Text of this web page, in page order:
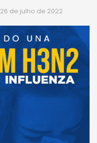
26 de julho de 2022